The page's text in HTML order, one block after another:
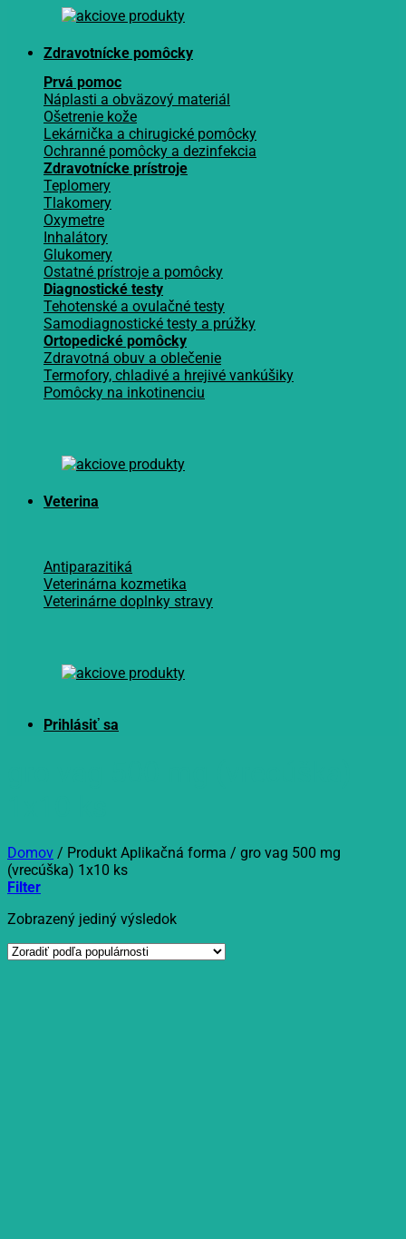
Zdravotnícke pomôcky
Prvá pomoc
Náplasti a obväzový materiál
Ošetrenie kože
Lekárnička a chirugické pomôcky
Ochranné pomôcky a dezinfekcia
Zdravotnícke prístroje
Teplomery
Tlakomery
Oxymetre
Inhalátory
Glukomery
Ostatné prístroje a pomôcky
Diagnostické testy
Tehotenské a ovulačné testy
Samodiagnostické testy a prúžky
Ortopedické pomôcky
Zdravotná obuv a oblečenie
Termofory, chladivé a hrejivé vankúšiky
Pomôcky na inkotinenciu
Veterina
Antiparazitiká
Veterinárna kozmetika
Veterinárne doplnky stravy
Domov / Produkt Aplikačná forma / gro vag 500 mg
(vrecúška) 1x10 ks
Filter
Zobrazený jediný výsledok